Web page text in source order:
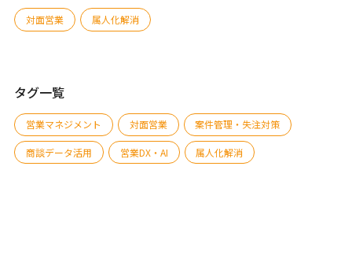
対面営業 属人化解消
タグ一覧
営業マネジメント 対面営業 案件管理・失注対策
商談データ活用 営業DX・AI 属人化解消